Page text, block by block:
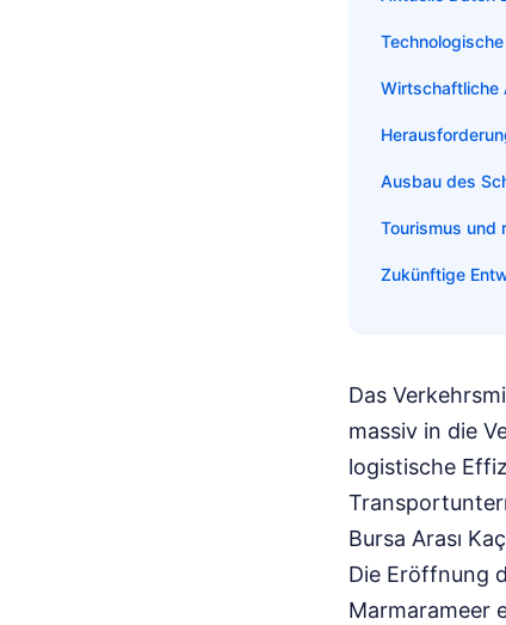
Wirtschaftliche
Ausbau des
Tourismus und
Zukünftige
Das
massiv in die
logistische
Bursa Arası
Die Eröffnung
Marmarameer